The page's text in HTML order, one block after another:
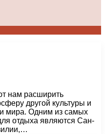
нам расширить
другой культуры и
мира. Одним из самых
отдыха являются Сан-